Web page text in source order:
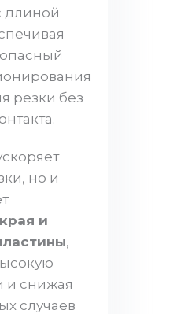
длиной
резки без
но и
края и
,
и снижая
случаев